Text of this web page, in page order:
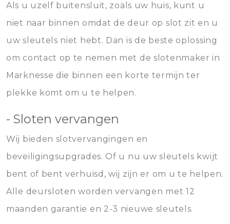
Als u uzelf buitensluit, zoals uw huis, kunt u
niet naar binnen omdat de deur op slot zit en u
uw sleutels niet hebt. Dan is de beste oplossing
om contact op te nemen met de slotenmaker in
Marknesse die binnen een korte termijn ter
plekke komt om u te helpen.
- Sloten vervangen
Wij bieden slotvervangingen en
beveiligingsupgrades. Of u nu uw sleutels kwijt
bent of bent verhuisd, wij zijn er om u te helpen.
Alle deursloten worden vervangen met 12
maanden garantie en 2-3 nieuwe sleutels.